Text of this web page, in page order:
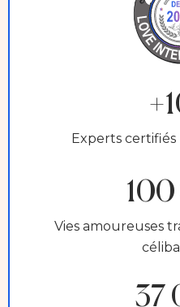
Experts
Vies amoureuses
37